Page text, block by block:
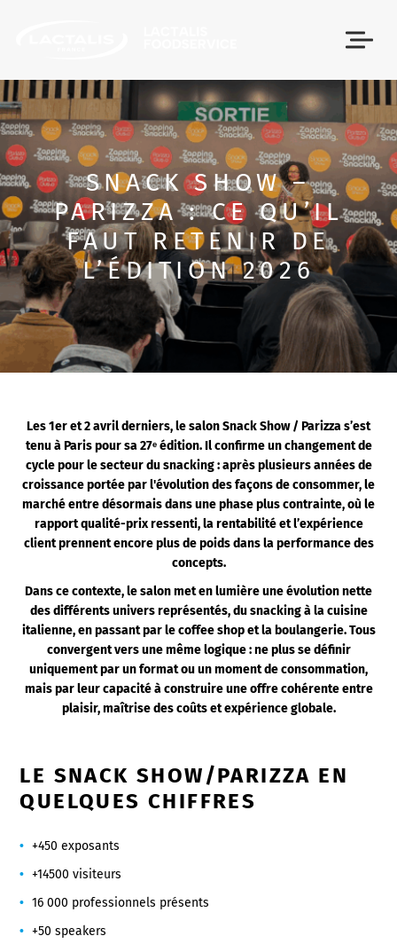
SNACK SHOW –
PARIZZA : CE QU’IL
FAUT RETENIR DE
L’ÉDITION 2026
Les 1er et 2 avril derniers, le salon Snack Show / Parizza s’est
tenu à Paris pour sa 27ᵉ édition. Il confirme un changement de
cycle pour le secteur du snacking : après plusieurs années de
croissance portée par l'évolution des façons de consommer, le
marché entre désormais dans une phase plus contrainte, où le
rapport qualité-prix ressenti, la rentabilité et l’expérience
client prennent encore plus de poids dans la performance des
concepts.
Dans ce contexte, le salon met en lumière une évolution nette
des différents univers représentés, du snacking à la cuisine
italienne, en passant par le coffee shop et la boulangerie. Tous
convergent vers une même logique : ne plus se définir
uniquement par un format ou un moment de consommation,
mais par leur capacité à construire une offre cohérente entre
plaisir, maîtrise des coûts et expérience globale.
LE SNACK SHOW/PARIZZA EN
QUELQUES CHIFFRES
+450 exposants
+14500 visiteurs
16 000 professionnels présents
+50 speakers